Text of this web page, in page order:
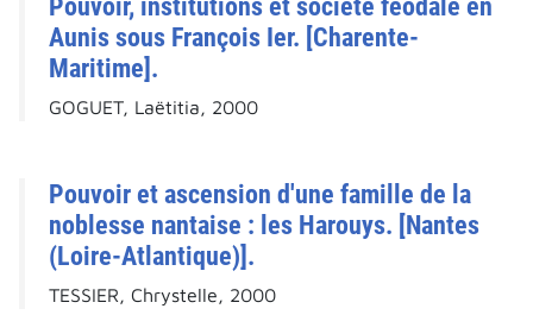
Aunis sous François Ier. [Charente-
Maritime].
GOGUET, Laëtitia, 2000
Pouvoir et ascension d'une famille de la
noblesse nantaise : les Harouys. [Nantes
(Loire-Atlantique)].
TESSIER, Chrystelle, 2000